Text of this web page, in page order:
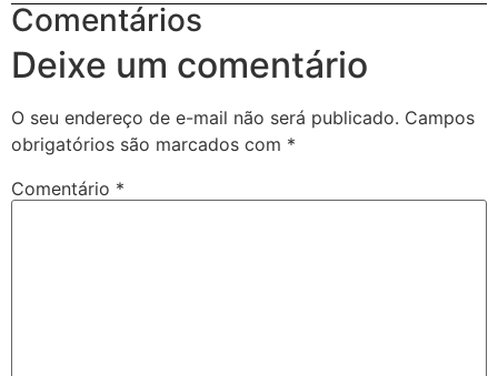
Comentários
Deixe um comentário
O seu endereço de e-mail não será publicado. Campos
obrigatórios são marcados com *
Comentário *